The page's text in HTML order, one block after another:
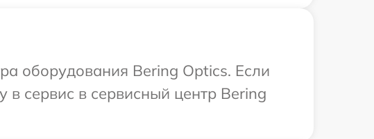
оборудования Bering Optics. Если
в сервис в сервисный центр Bering